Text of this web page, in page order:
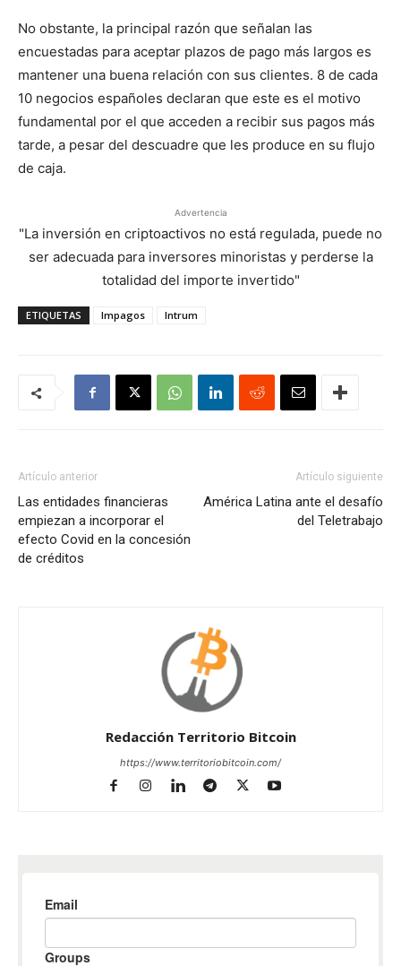
No obstante, la principal razón que señalan las
encuestadas para aceptar plazos de pago más largos es
mantener una buena relación con sus clientes. 8 de cada
10 negocios españoles declaran que este es el motivo
fundamental por el que acceden a recibir sus pagos más
tarde, a pesar del descuadre que les produce en su flujo
de caja.
Advertencia
"La inversión en criptoactivos no está regulada, puede no
ser adecuada para inversores minoristas y perderse la
totalidad del importe invertido"
ETIQUETAS Impagos Intrum
Artículo anterior
Las entidades financieras
empiezan a incorporar el
efecto Covid en la concesión
de créditos
Artículo siguiente
América Latina ante el desafío
del Teletrabajo
Redacción Territorio Bitcoin
https://www.territoriobitcoin.com/